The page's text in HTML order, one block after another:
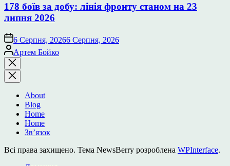
178 боїв за добу: лінія фронту станом на 23
липня 2026
6 Серпня, 20266 Серпня, 2026
Опубліковано
Артем Бойко
Закрити
пошук
About
Blog
Home
Home
Зв’язок
Всі права захищено. Тема NewsBerry розроблена WPInterface.